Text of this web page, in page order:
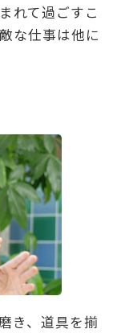
れて過ごすこ
な仕事は他に
き、道具を揃